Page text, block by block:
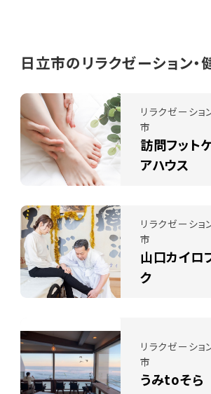
日立市のリラクゼーション・
リラクゼーショ
市
訪問フット
アハウス
リラクゼーショ
市
山口カイロ
ク
リラクゼーショ
市
うみtoそら